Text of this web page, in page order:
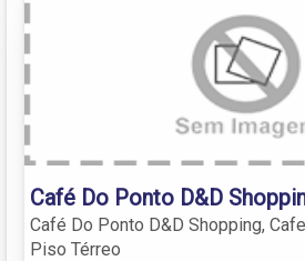
Café Do Ponto D&D
Café Do Ponto D&D Shopping,
Piso Térreo